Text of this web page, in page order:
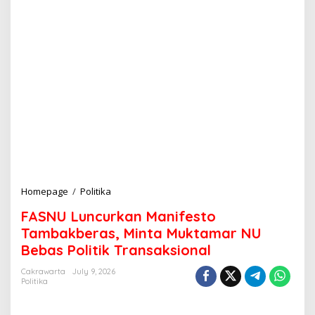
Homepage / Politika
S
N
U
u
FASNU Luncurkan Manifesto
Tambakberas, Minta Muktamar NU
Bebas Politik Transaksional
Cakrawarta
July 9, 2026
Politika